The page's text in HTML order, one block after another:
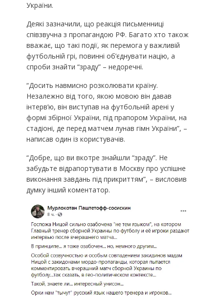
України.
Деякі зазначили, що реакція письменниці
співзвучна з пропагандою РФ. Багато хто також
вважає, що такі події, як перемога у важливій
футбольній грі, повинні об’єднувати націю, а
спроби знайти “зраду” – недоречні.
“Досить навмисно розколювати країну.
Незалежно від того, якою мовою він давав
інтерв’ю, він виступав на футбольній арені у
формі збірної України, під прапором України, на
стадіоні, де перед матчем лунав гімн України”, –
написав один із користувачів.
“Добре, що ви вкотре знайшли “зраду”. Не
забудьте відрапортувати в Москву про успішне
виконання завдань під прикриттям”, – висловив
думку інший коментатор.